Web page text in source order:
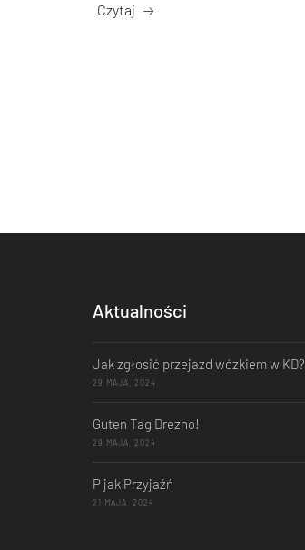
Czytaj
Aktualności
Jak zgłosić przejazd wózkiem w KD?
29 MAJA, 2024
Guten Tag Drezno!
29 MAJA, 2024
P jak Przyjaźń
21 MAJA, 2024